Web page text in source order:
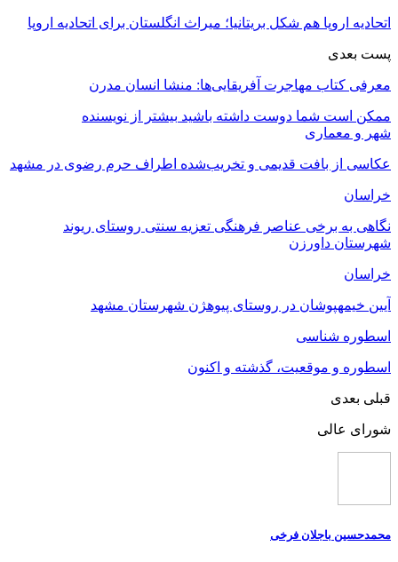
اتحادیه اروپا هم شکل بریتانیا؛ میراث انگلستان برای اتحادیه اروپا
پست بعدی
معرفی کتاب مهاجرت آفریقایی‌ها: منشا انسان مدرن
ممکن است شما دوست داشته باشید بیشتر از نویسنده
شهر و معماری
عکاسی از بافت قدیمی و تخریب‌شده اطراف حرم رضوی در مشهد
خراسان
نگاهی به برخی عناصر فرهنگی تعزیه سنتی روستای ریوند
شهرستان داورزن
خراسان
آیین خیمه‎پوشان در روستای پیوه‎ژن شهرستان مشهد
اسطوره شناسی
اسطوره و موقعیت، گذشته و اکنون
قبلی بعدی
شورای عالی
محمدحسین باجلان فرخی